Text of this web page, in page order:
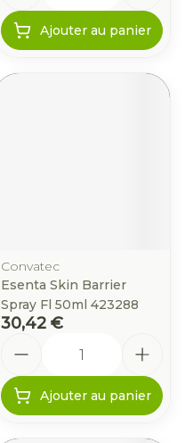
Ajouter au panier
Convatec
Esenta Skin Barrier
Spray Fl 50ml 423288
30,42 €
Ajouter au panier